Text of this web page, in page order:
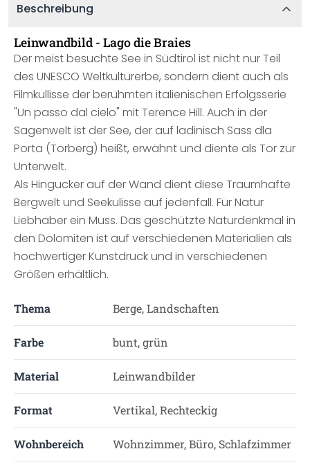
Beschreibung
Leinwandbild - Lago die Braies
Der meist besuchte See in Südtirol ist nicht nur Teil
des UNESCO Weltkulturerbe, sondern dient auch als
Filmkullisse der berühmten italienischen Erfolgsserie
"Un passo dal cielo" mit Terence Hill. Auch in der
Sagenwelt ist der See, der auf ladinisch Sass dla
Porta (Torberg) heißt, erwähnt und diente als Tor zur
Unterwelt.
Als Hingucker auf der Wand dient diese Traumhafte
Bergwelt und Seekulisse auf jedenfall. Für Natur
Liebhaber ein Muss. Das geschützte Naturdenkmal in
den Dolomiten ist auf verschiedenen Materialien als
hochwertiger Kunstdruck und in verschiedenen
Größen erhältlich.
Thema Berge, Landschaften
Farbe bunt, grün
Material Leinwandbilder
Format Vertikal, Rechteckig
Wohnbereich Wohnzimmer, Büro, Schlafzimmer